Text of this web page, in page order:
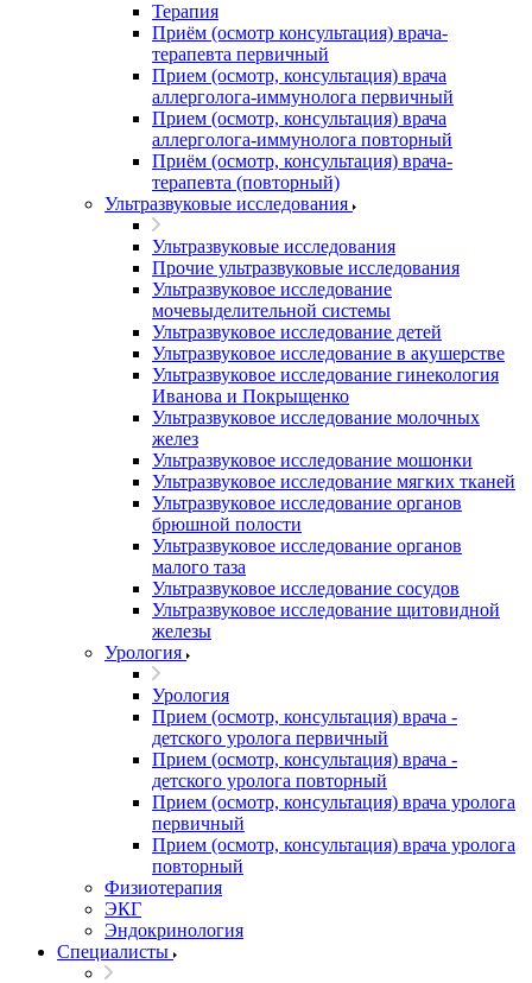
Терапия
Приём (осмотр консультация) врача-
терапевта первичный
Прием (осмотр, консультация) врача
аллерголога-иммунолога первичный
Прием (осмотр, консультация) врача
аллерголога-иммунолога повторный
Приём (осмотр, консультация) врача-
терапевта (повторный)
Ультразвуковые исследования
Ультразвуковые исследования
Прочие ультразвуковые исследования
Ультразвуковое исследование
мочевыделительной системы
Ультразвуковое исследование детей
Ультразвуковое исследование в акушерстве
Ультразвуковое исследование гинекология
Иванова и Покрыщенко
Ультразвуковое исследование молочных
желез
Ультразвуковое исследование мошонки
Ультразвуковое исследование мягких тканей
Ультразвуковое исследование органов
брюшной полости
Ультразвуковое исследование органов
малого таза
Ультразвуковое исследование сосудов
Ультразвуковое исследование щитовидной
железы
Урология
Урология
Прием (осмотр, консультация) врача -
детского уролога первичный
Прием (осмотр, консультация) врача -
детского уролога повторный
Прием (осмотр, консультация) врача уролога
первичный
Прием (осмотр, консультация) врача уролога
повторный
Физиотерапия
ЭКГ
Эндокринология
Специалисты